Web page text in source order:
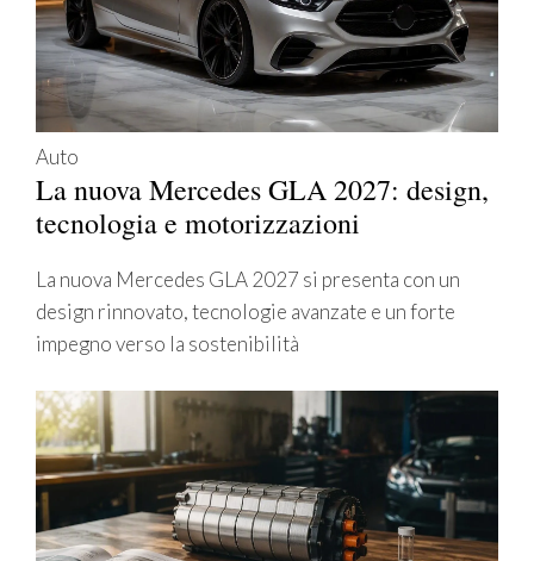
Auto
La nuova Mercedes GLA 2027: design,
tecnologia e motorizzazioni
La nuova Mercedes GLA 2027 si presenta con un
design rinnovato, tecnologie avanzate e un forte
impegno verso la sostenibilità